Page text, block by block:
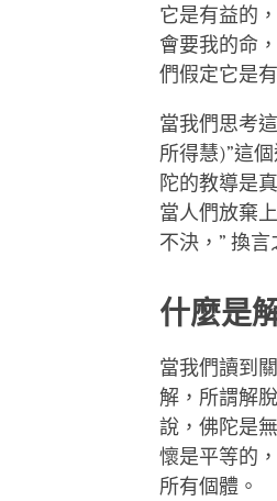
它是有益的
會要我的命
們假定它是
當我們思考
所得慧)”這
陀的教導是
當人們放棄
不決，” 換
什麼是
當我們讀到
解，所謂解
說，佛陀是
懷是平等的
所有個體。